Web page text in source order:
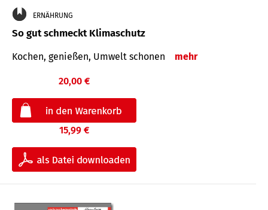
ERNÄHRUNG
So gut schmeckt Klimaschutz
Kochen, genießen, Umwelt schonen mehr
20,00 €
15,99 €